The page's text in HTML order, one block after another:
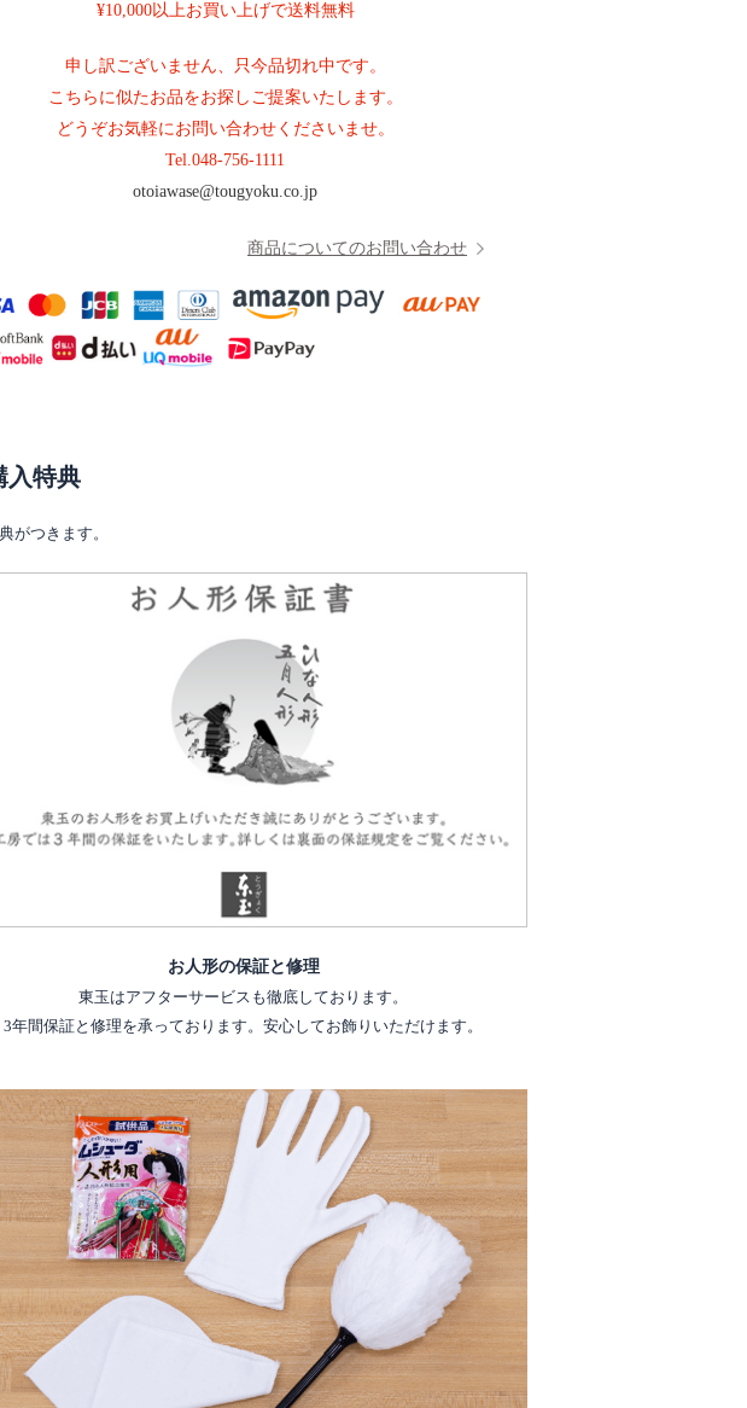
)
¥10,000以上お買い上げで送料無料
申し訳ございません、只今品切れ中です。
こちらに似たお品をお探しご提案いたします。
どうぞお気軽にお問い合わせくださいませ。
Tel.048-756-1111
otoiawase@tougyoku.co.jp
商品についてのお問い合わせ
入特典
がつきます。
お人形の保証と修理
東玉はアフターサービスも徹底しております。
3年間保証と修理を承っております。安心してお飾りいただけます。